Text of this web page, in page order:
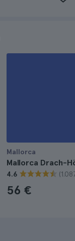
Mallorca
Mallorca Drach-
4.6
56 €